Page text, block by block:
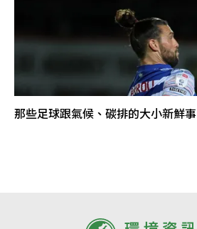
那些足球跟氣候、碳排的大小新鮮事